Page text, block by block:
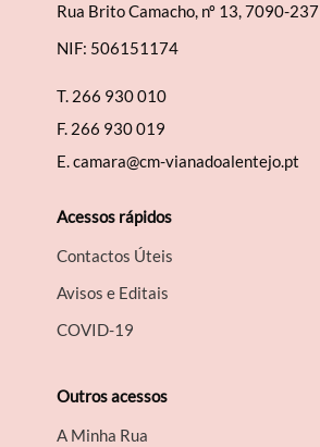
Rua Brito Camacho, nº 13, 7090-237
NIF: 506151174
T. 266 930 010
F. 266 930 019
E.camara@cm-vianadoalentejo.pt
Acessos rápidos
Contactos Úteis
Avisos e Editais
COVID-19
Outros acessos
A Minha Rua